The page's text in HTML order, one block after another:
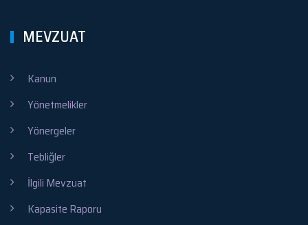
MEVZUAT
Kanun
Yönetmelikler
Yönergeler
Tebliğler
İlgili Mevzuat
Kapasite Raporu